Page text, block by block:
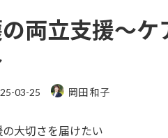
両立支援～
03-25 岡田 和子
大切さを届けたい